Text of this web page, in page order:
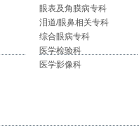
眼表及角膜病专科
泪道/眼鼻相关专科
综合眼病专科
医学检验科
医学影像科